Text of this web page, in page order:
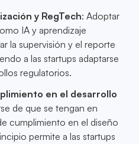
y RegTech: Adoptar
IA y aprendizaje
la supervisión y el reporte
a las startups adaptarse
regulatorios.
en el desarrollo
de que se tengan en
cumplimiento en el diseño
permite a las startups